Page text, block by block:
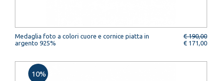
Medaglia foto a colori cuore e cornice piatta in
argento 925%
€ 190,00
€ 171,00
10%